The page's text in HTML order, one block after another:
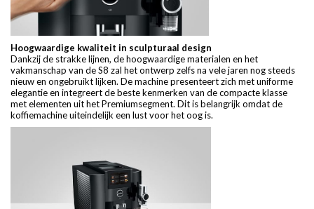
Hoogwaardige kwaliteit in sculpturaal design
Dankzij de strakke lijnen, de hoogwaardige materialen en het
vakmanschap van de S8 zal het ontwerp zelfs na vele jaren nog steeds
nieuw en ongebruikt lijken. De machine presenteert zich met uniforme
elegantie en integreert de beste kenmerken van de compacte klasse
met elementen uit het Premiumsegment. Dit is belangrijk omdat de
koffiemachine uiteindelijk een lust voor het oog is.